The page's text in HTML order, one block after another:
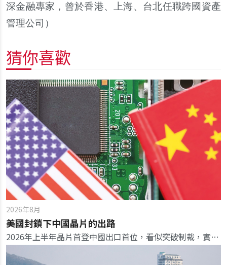
深金融專家，曾於香港、上海、台北任職跨國資產
管理公司）
猜你喜歡
2026年8月
美國封鎖下中國晶片的出路
2026年上半年晶片首登中國出口首位，看似突破制裁，實為AI瘋狂「搶貨」下存儲晶片價格暴漲700%堆疊出的結果。